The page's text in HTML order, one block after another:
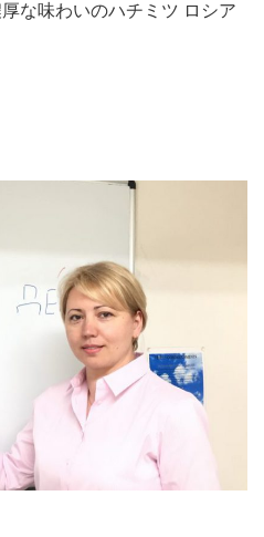
な味わいのハチミツ ロシア